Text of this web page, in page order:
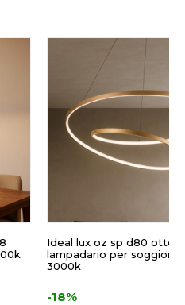
Ideal lux oz sp d80
lampadario per
3000k
-18%